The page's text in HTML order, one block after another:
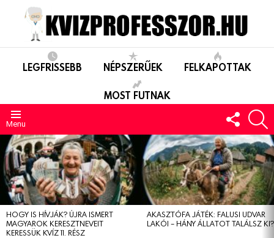
LEGFRISSEBB NÉPSZERŰEK FELKAPOTTAK
MOST FUTNAK
Menu
US
LEGUTÓBBIAK
HOGY IS HÍVJÁK? ÚJRA ISMERT
MAGYAROK KERESZTNEVEIT
KERESSÜK KVÍZ 11. RÉSZ
AKASZTÓFA JÁTÉK: FALUSI UDVAR
LAKÓI – HÁNY ÁLLATOT TALÁLSZ KI?